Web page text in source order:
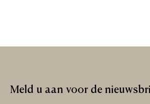
Meld u aan voor de